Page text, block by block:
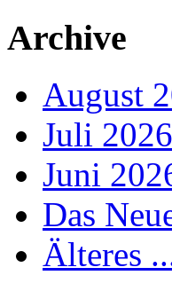
Archive
August
Juli 2026
Juni
Das
Älteres